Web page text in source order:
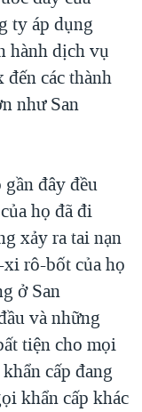
ty áp dụng
hành dịch vụ
các thành
như San
đây đều
họ đã đi
xảy ra tai nạn
rô-bốt của họ
ở San
và những
tiện cho mọi
cấp đang
khẩn cấp khác